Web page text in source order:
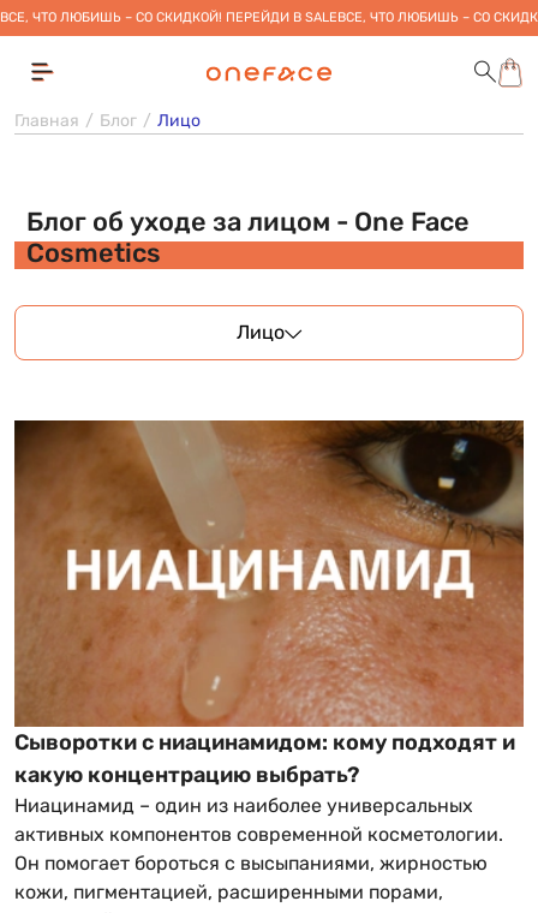
ВСЕ, ЧТО ЛЮБИШЬ – СО СКИДКОЙ! ПЕРЕЙДИ В SALEВСЕ, ЧТО ЛЮБИШЬ – СО
Главная Блог Лицо
Блог об уходе за лицом - One Face
Cosmetics
Лицо
Сыворотки с ниацинамидом: кому подходят и
какую концентрацию выбрать?
Ниацинамид – один из наиболее универсальных
активных компонентов современной косметологии.
Он помогает бороться с высыпаниями, жирностью
кожи, пигментацией, расширенными порами,